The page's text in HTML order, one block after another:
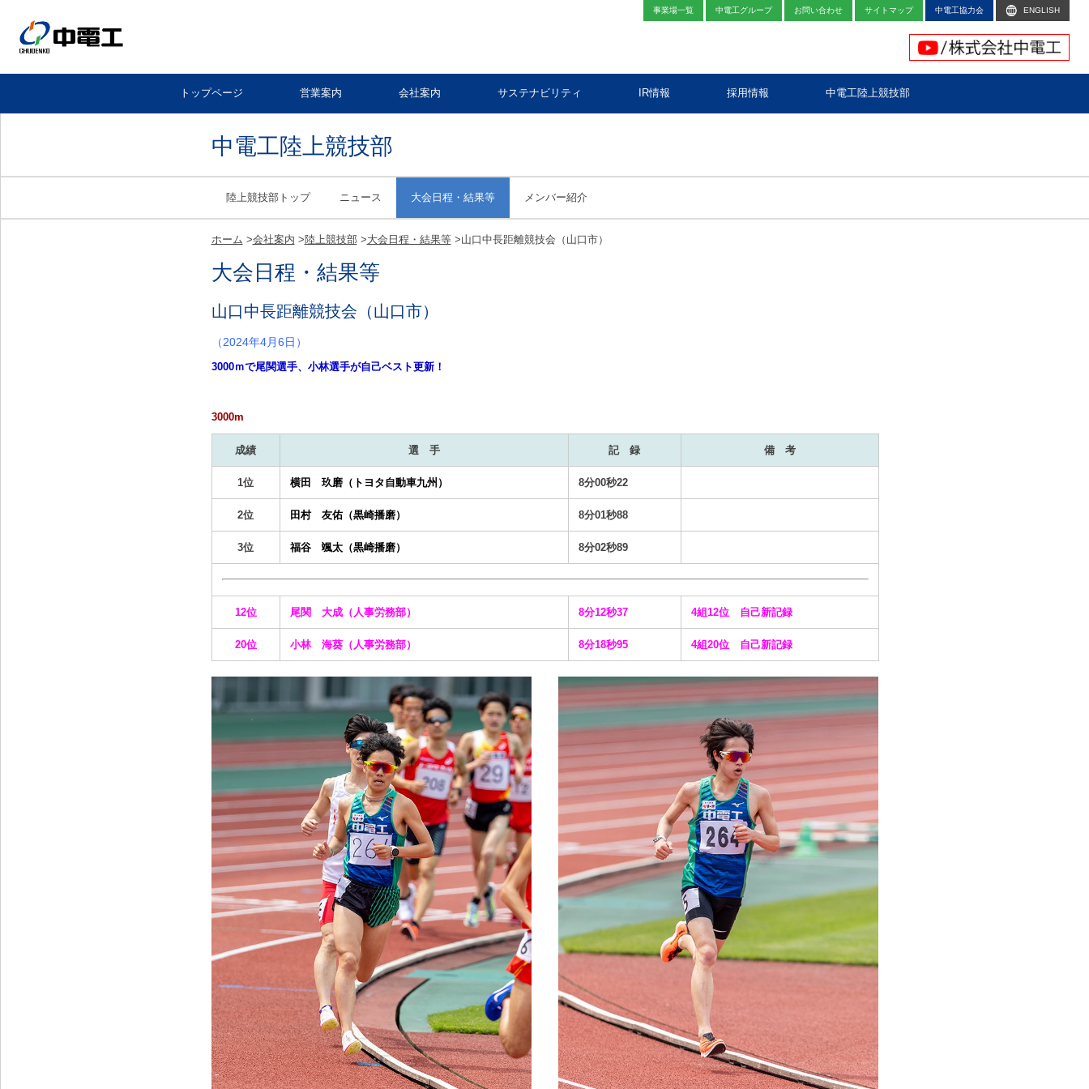
トップページ 営業案内 会社案内 サステナビリティ IR情報 採用情報 中電工陸上競技部
事業場一覧 中電工グループ お問い合わせ サイトマップ 中電工協力会 ENGLISH
中電工陸上競技部
陸上競技部トップ ニュース 大会日程・結果等 メンバー紹介
ホーム >会社案内 >陸上競技部>大会日程・結果等>山口中長距離競技会（山口市）
大会日程・結果等
山口中長距離競技会（山口市）
（2024年4月6日）
3000ｍで尾関選手、小林選手が自己ベスト更新！
3000m
成績 選 手 記 録 備 考
1位 横田 玖磨（トヨタ自動車九州） 8分00秒22
2位 田村 友佑（黒崎播磨） 8分01秒88
3位 福谷 颯太（黒崎播磨） 8分02秒89
12位 尾関 大成（人事労務部） 8分12秒37 4組12位 自己新記録
20位 小林 海葵（人事労務部） 8分18秒95 4組20位 自己新記録